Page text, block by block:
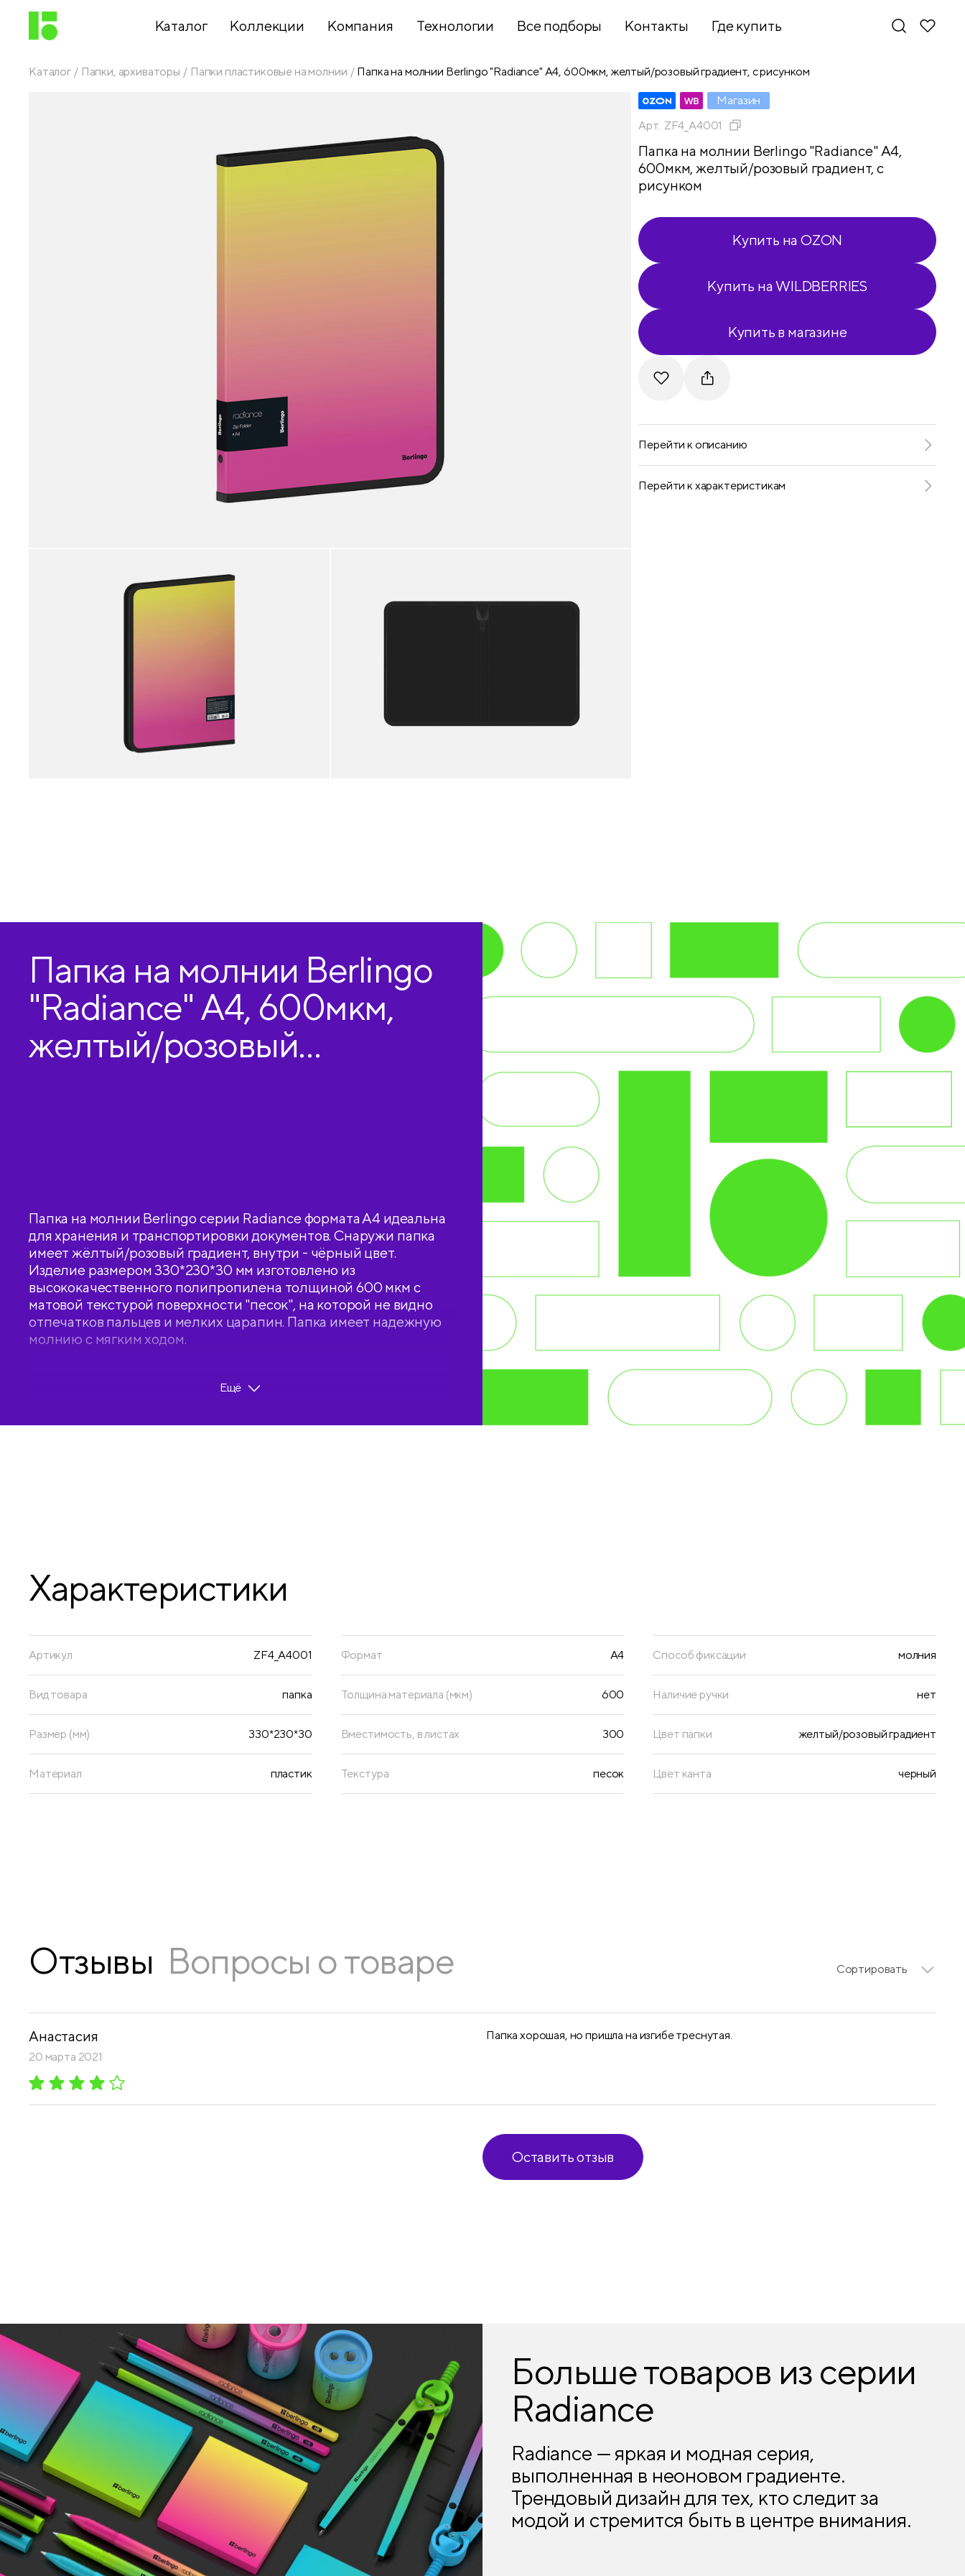
Каталог Коллекции Компания Технологии Все подборы Контакты Где купить
Каталог Папки, архиваторы Папки пластиковые на молнии Папка на молнии Berlingo "Radiance" А4, 600мкм, желтый/розовый градиент, с рисунком
Магазин
Арт. ZF4_A4001
Папка на молнии Berlingo "Radiance" А4,
600мкм, желтый/розовый градиент, с
рисунком
Купить на OZON
Купить на WILDBERRIES
Купить в магазине
Telegram
VKontakte
Перейти к описанию
Перейти к характеристикам
Папка на молнии Berlingo
"Radiance" А4, 600мкм,
желтый/розовый
Папка на молнии Berlingo серии Radiance формата А4 идеальна
для хранения и транспортировки документов. Снаружи папка
имеет жёлтый/розовый градиент, внутри - чёрный цвет.
Изделие размером 330*230*30 мм изготовлено из
высококачественного полипропилена толщиной 600 мкм с
матовой текстурой поверхности "песок", на которой не видно
отпечатков пальцев и мелких царапин. Папка имеет надежную
молнию с мягким ходом.
• Материал: пластик;
Ещё
Характеристики
Артикул ZF4_A4001
Вид товара папка
Размер (мм) 330*230*30
Материал пластик
Формат A4
Толщина материала (мкм) 600
Вместимость, в листах 300
Текстура песок
Способ фиксации молния
Наличие ручки нет
Цвет папки желтый/розовый градиент
Цвет канта черный
Отзывы Вопросы о товаре Сортировать
Анастасия
20 марта 2021
Папка хорошая, но пришла на изгибе треснутая.
Оставить отзыв
Больше товаров из серии
Radiance
Radiance — яркая и модная серия,
выполненная в неоновом градиенте.
Трендовый дизайн для тех, кто следит за
модой и стремится быть в центре внимания.